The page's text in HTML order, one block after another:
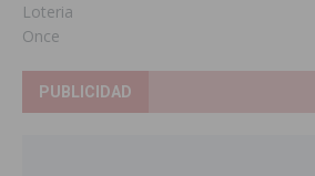
Loteria
Once
PUBLICIDAD